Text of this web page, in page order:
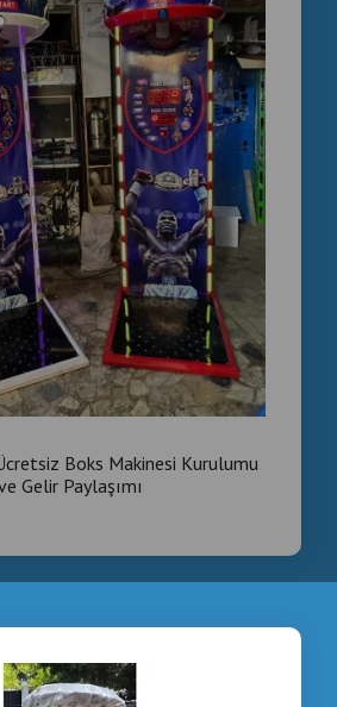
Boks Makinesi Kurulumu
Gelir Paylaşımı